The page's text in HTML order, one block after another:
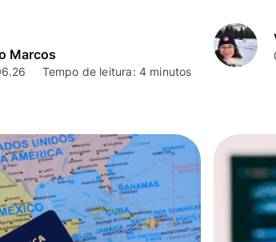
Marcos
Tempo de leitura: 4 minutos